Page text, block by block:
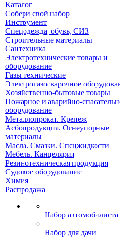
Каталог
Собери свой набор
Инструмент
Спецодежда, обувь, СИЗ
Строительные материалы
Сантехника
Электротехнические товары и
оборудование
Газы технические
Электрогазосварочное
Хозяйственно-бытовые товары
Пожарное и аварийно-
оборудование
Металлопрокат. Крепеж
Асбопродукция. Огнеупорные
материалы
Масла. Смазки. Спецжидкости
Мебель. Канцелярия
Резинотехническая продукция
Судовое оборудование
Химия
Распродажа
Набор автомобилиста
Набор для дачи